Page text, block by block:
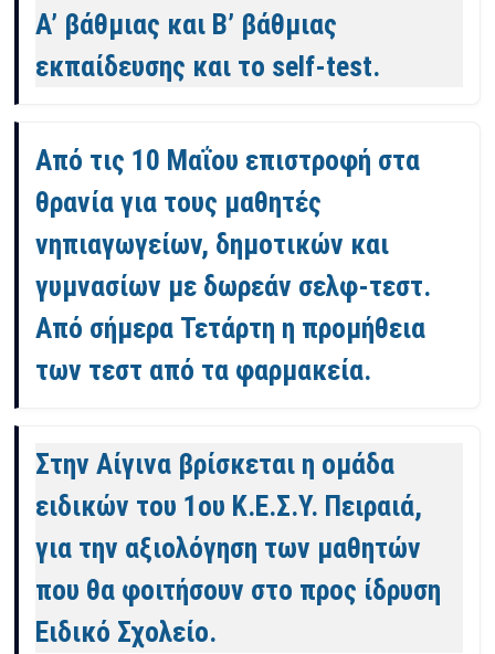
Α’ βάθμιας και Β’ βάθμιας
εκπαίδευσης και το self-test.
Από τις 10 Μαΐου επιστροφή στα
θρανία για τους μαθητές
νηπιαγωγείων, δημοτικών και
γυμνασίων με δωρεάν σελφ-τεστ.
Από σήμερα Τετάρτη η προμήθεια
των τεστ από τα φαρμακεία.
Στην Αίγινα βρίσκεται η ομάδα
ειδικών του 1ου Κ.Ε.Σ.Υ. Πειραιά,
για την αξιολόγηση των μαθητών
που θα φοιτήσουν στο προς ίδρυση
Ειδικό Σχολείο.